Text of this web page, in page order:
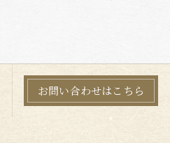
お問い合わせはこちら